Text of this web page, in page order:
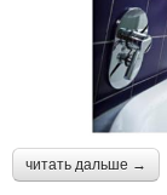
читать дальше →